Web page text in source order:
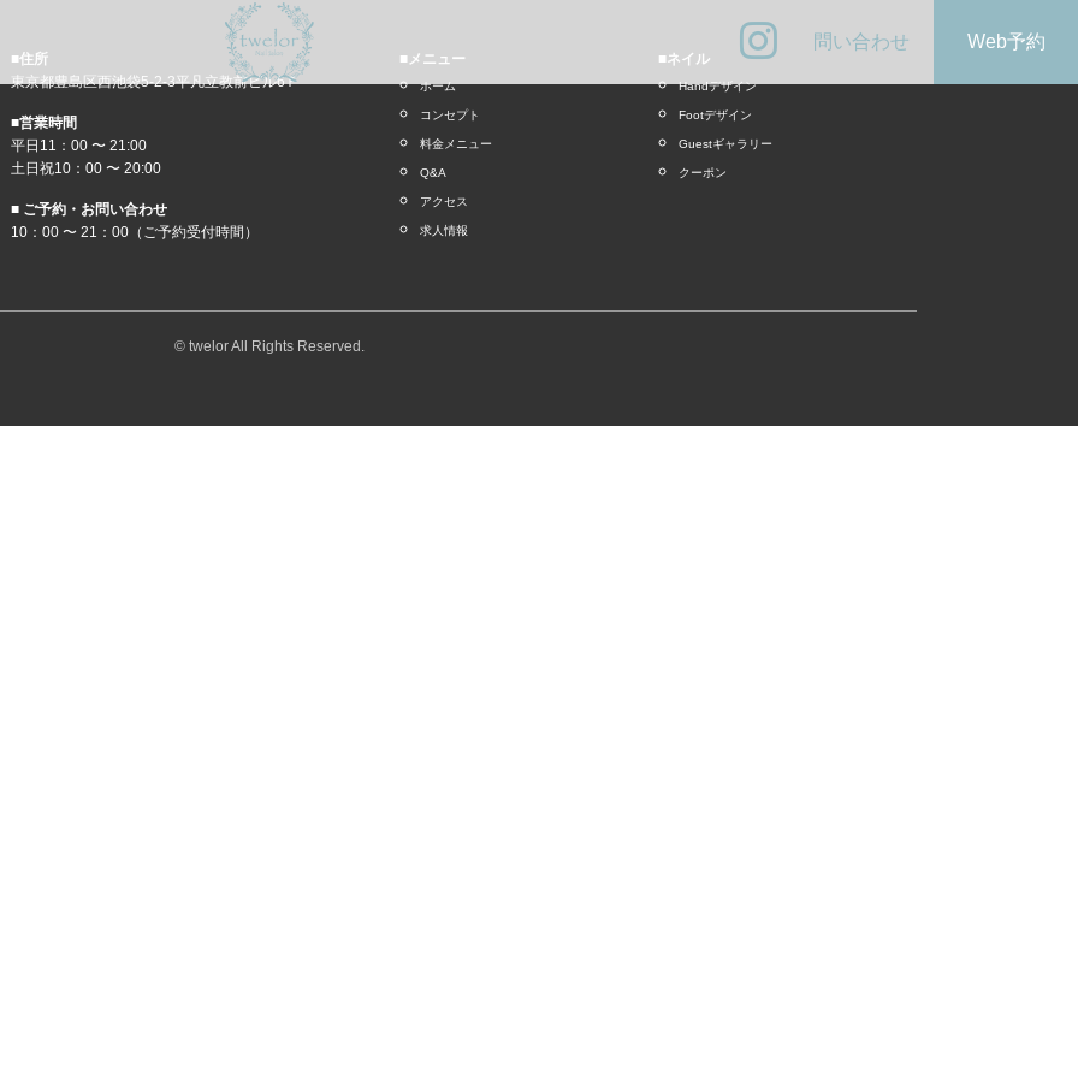
問い合わせ Web予約
■住所
東京都豊島区西池袋5-2-3平凡立教前ビル6Ｆ
■営業時間
平日11：00 〜 21:00
土日祝10：00 〜 20:00
■ ご予約・お問い合わせ
10：00 〜 21：00（ご予約受付時間）
■メニュー
ホーム
コンセプト
料金メニュー
Q&A
アクセス
求人情報
■ネイル
Handデザイン
Footデザイン
Guestギャラリー
クーポン
© twelor All Rights Reserved.